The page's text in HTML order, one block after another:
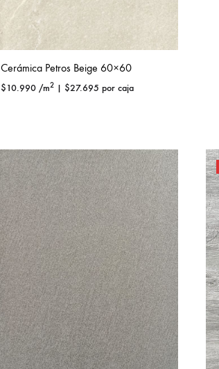
Cerámica Petros Beige 60×60
$10.990 /m2 | $27.695 por caja